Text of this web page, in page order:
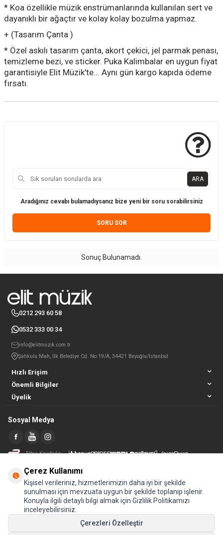
* Koa özellikle müzik enstrümanlarında kullanılan sert ve
dayanıklı bir ağaçtır ve kolay kolay bozulma yapmaz.
+ (Tasarım Çanta )
* Özel askılı tasarım çanta, akort çekici, jel parmak penası,
temizleme bezi, ve sticker. Puka Kalimbalar en uygun fiyat
garantisiyle Elit Müzik'te... Aynı gün kargo kapıda ödeme
fırsatı.
ARA
Aradığınız cevabı bulamadıysanız bize yeni bir soru sorabilirsiniz
SORU SOR
Sonuç Bulunamadı.
Hızlı Erişim
Önemli Bilgiler
Üyelik
0212 293 60 58
0532 333 00 34
info@elitmuzik.com.tr
Şahkulu Mah, İlk Belediye Cd. No:19/A, 34421 Beyoğlu/İstanbul
Sosyal Medya
Etbis Kayıtlıdır
Çerez Kullanımı
Kişisel verileriniz, hizmetlerimizin daha iyi bir şekilde
sunulması için mevzuata uygun bir şekilde toplanıp işlenir.
Konuyla ilgili detaylı bilgi almak için Gizlilik Politikamızı
inceleyebilirsiniz.
Çerezleri Özelleştir